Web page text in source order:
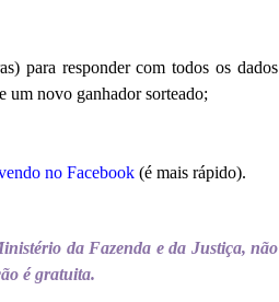
para responder com todos os dados
um novo ganhador sorteado;
no Facebook (é mais rápido).
da Fazenda e da Justiça, não
é gratuita.